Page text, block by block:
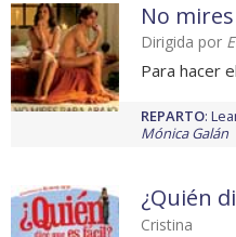
No
Dirigida por
Para hacer
REPARTO:
Mónica Galán
¿Quién
Cristina